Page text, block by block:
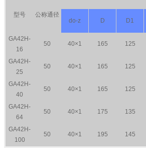
型号 公称通径
do-z D D1
GA42H-
16
50 40×1 165 125
GA42H-
25
50 40×1 165 125
GA42H-
40
50 40×1 165 125
GA42H-
64
50 40×1 175 135
GA42H-
100
50 40×1 195 145